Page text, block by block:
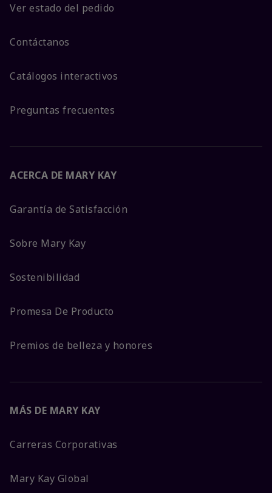
Ver estado del pedido
Contáctanos
Catálogos interactivos
Preguntas frecuentes
ACERCA DE MARY KAY
Garantía de Satisfacción
Sobre Mary Kay
Sostenibilidad
Promesa De Producto
Premios de belleza y honores
MÁS DE MARY KAY
Carreras Corporativas
Mary Kay Global